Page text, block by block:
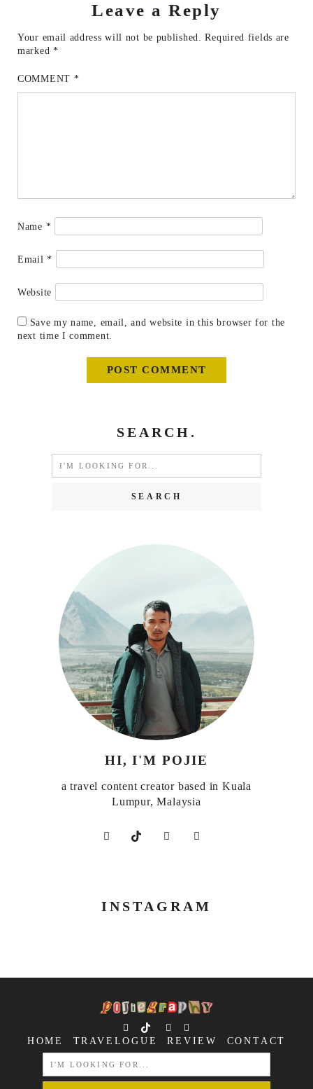
Leave a Reply
Your email address will not be published. Required fields are
marked *
COMMENT *
Name *
Email*
Website
Save my name, email, and website in this browser for the
next time I comment.
SEARCH.
for:
HI, I'M POJIE
a travel content creator based in Kuala
Lumpur, Malaysia
INSTAGRAM
HOME TRAVELOGUE REVIEW CONTACT
SEARCH